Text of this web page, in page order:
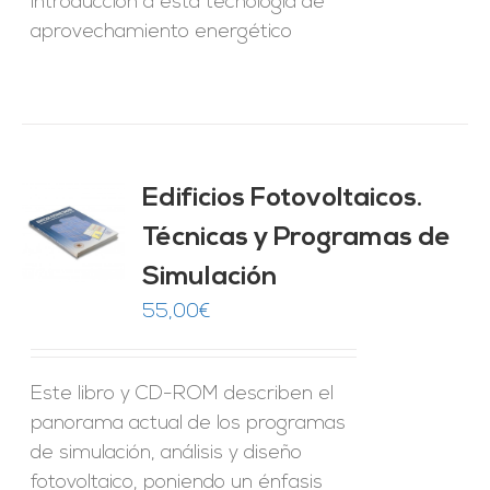
aprovechamiento energético
Edificios Fotovoltaicos.
Técnicas y Programas de
Simulación
55,00€
Este libro y CD-ROM describen el
panorama actual de los programas
de simulación, análisis y diseño
fotovoltaico, poniendo un énfasis